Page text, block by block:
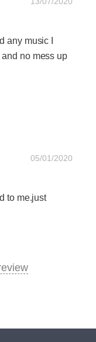
any music I
no mess up
05/01/2020
to me.just